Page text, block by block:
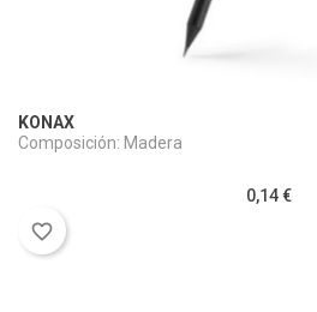
KONAX
Composición: Madera
0,14 €
favorite_border